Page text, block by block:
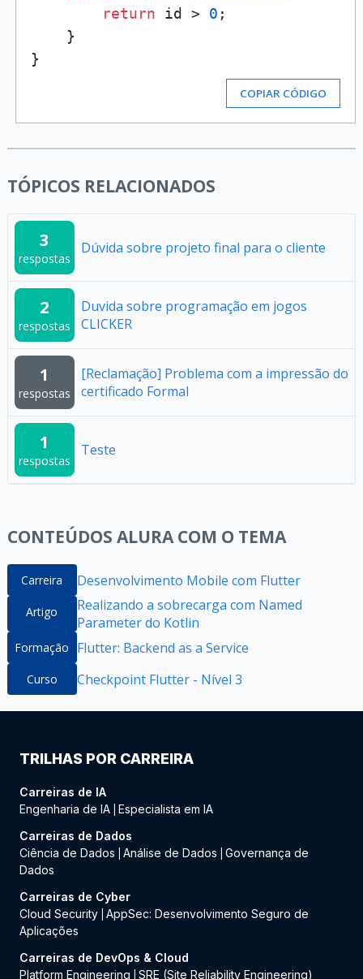
return id > 0 ;
    }
COPIAR CÓDIGO
TÓPICOS RELACIONADOS
3
respostas
Dúvida sobre projeto final para o cliente
2
respostas
Duvida sobre programação em jogos
CLICKER
1
respostas
[Reclamação] Problema com a impressão do
certificado Formal
1
respostas
Teste
CONTEÚDOS ALURA COM O TEMA
Carreira Desenvolvimento Mobile com Flutter
Artigo
Realizando a sobrecarga com Named
Parameter do Kotlin
Formação Flutter: Backend as a Service
Curso Checkpoint Flutter - Nível 3
TRILHAS POR CARREIRA
Carreiras de IA
Engenharia de IA Especialista em IA
Carreiras de Dados
Ciência de Dados
Análise de Dados
Governança de
Dados
Carreiras de Cyber
Cloud Security AppSec: Desenvolvimento Seguro de
Aplicações
Carreiras de DevOps & Cloud
Platform Engineering
SRE (Site Reliability Engineering)